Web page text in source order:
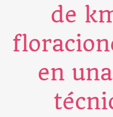
de
en